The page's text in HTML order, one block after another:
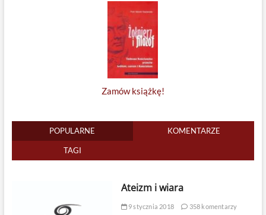
Zamów książkę!
POPULARNE KOMENTARZE
TAGI
Ateizm i wiara
9 stycznia 2018 358 komentarzy